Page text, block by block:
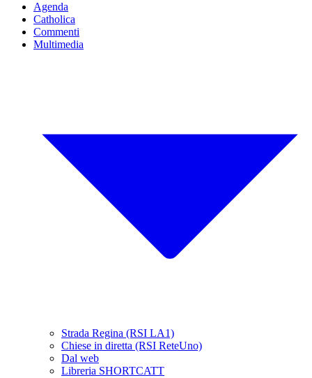
Agenda
Catholica
Commenti
Multimedia
Strada Regina (RSI LA1)
Chiese in diretta (RSI ReteUno)
Dal web
Libreria SHORTCATT